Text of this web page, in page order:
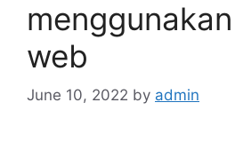
web
June 10, 2022 by admin